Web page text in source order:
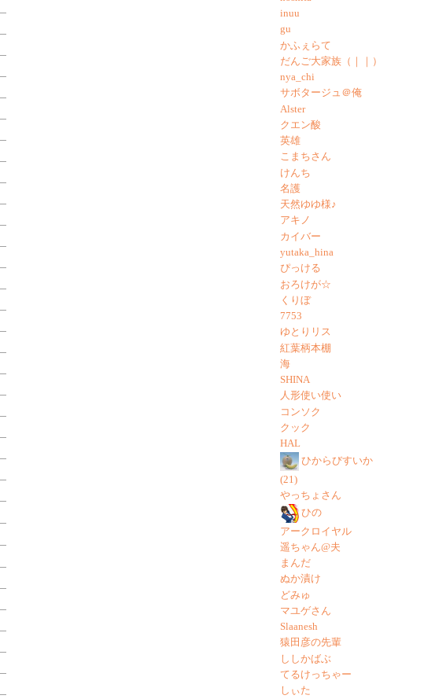
inuu
gu
かふぇらて
だんご大家族（｜｜）
nya_chi
サボタージュ＠俺
Alster
クエン酸
英雄
こまちさん
けんち
名護
天然ゆゆ様♪
アキノ
カイバー
yutaka_hina
ぴっける
おろけが☆
くりぼ
7753
ゆとりリス
紅葉柄本棚
海
SHINA
人形使い使い
コンソク
クック
HAL
ひからびすいか
(21)
やっちょさん
ひの
アークロイヤル
遥ちゃん@夫
まんだ
ぬか漬け
どみゅ
マユゲさん
Slaanesh
猿田彦の先輩
ししかばぶ
てるけっちゃー
しぃた